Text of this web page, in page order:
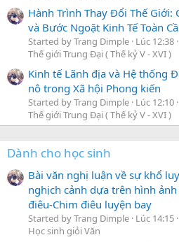
Hành Trình Thay Đổi Thế Giới:
và Bước Ngoặt Kinh Tế Toàn
Started by Trang Dimple Lúc 12:38
Thế giới Trung Đại ( Thế kỷ V - XVI )
Kinh tế Lãnh địa và Hệ thống
nô trong Xã hội Phong kiến
Started by Trang Dimple Lúc 12:10
Thế giới Trung Đại ( Thế kỷ V - XVI )
Dành cho học sinh
Bài văn nghị luận về sự khổ
nghịch cảnh dựa trên hình
điêu-Chim điêu luyện bay
Started by Trang Dimple Lúc 14:15
Học sinh giỏi Văn